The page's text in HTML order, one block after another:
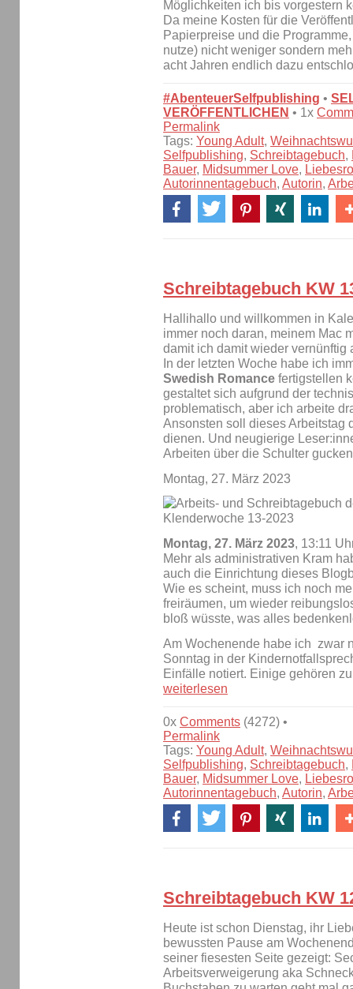
Möglichkeiten ich bis vorgestern
Da meine Kosten für die
Papierpreise und die
nutze) nicht weniger sondern
acht Jahren endlich dazu
#AbenteuerSelfpublishing •
VERÖFFENTLICHEN • 1x
Permalink
Tags: Young Adult,
Selfpublishing, Schreibtagebuch,
Bauer, Midsummer Love,
Autorinnentagebuch, Autorin,
Schreibtagebuch KW
Hallihallo und willkommen in
immer noch daran, meinem Mac
damit ich damit wieder vernünftig
In der letzten Woche habe ich
Swedish Romance fertigstellen
gestaltet sich aufgrund der
problematisch, aber ich arbeite
Ansonsten soll dieses Arbeitstag
dienen. Und neugierige
Arbeiten über die Schulter
Montag, 27. März 2023
Montag, 27. März 2023, 13:11
Mehr als administrativen Kram
auch die Einrichtung dieses
Wie es scheint, muss ich noch
freiräumen, um wieder
bloß wüsste, was alles
Am Wochenende habe ich zwar
Sonntag in der
Einfälle notiert. Einige gehören
weiterlesen
0x Comments (4272) •
Permalink
Tags: Young Adult,
Selfpublishing, Schreibtagebuch,
Bauer, Midsummer Love,
Autorinnentagebuch, Autorin,
Schreibtagebuch KW
Heute ist schon Dienstag, ihr
bewussten Pause am
seiner fiesesten Seite gezeigt:
Arbeitsverweigerung aka